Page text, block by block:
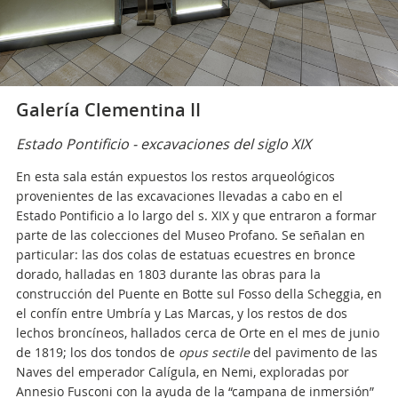
Galería Clementina II
Estado Pontificio - excavaciones del siglo XIX
En esta sala están expuestos los restos arqueológicos
provenientes de las excavaciones llevadas a cabo en el
Estado Pontificio a lo largo del s. XIX y que entraron a formar
parte de las colecciones del Museo Profano. Se señalan en
particular: las dos colas de estatuas ecuestres en bronce
dorado, halladas en 1803 durante las obras para la
construcción del Puente en Botte sul Fosso della Scheggia, en
el confín entre Umbría y Las Marcas, y los restos de dos
lechos broncíneos, hallados cerca de Orte en el mes de junio
de 1819; los dos tondos de opus sectiledel pavimento de las
Naves del emperador Calígula, en Nemi, exploradas por
Annesio Fusconi con la ayuda de la “campana de inmersión”